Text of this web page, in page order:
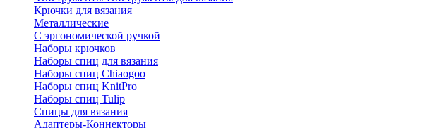
Крючки для вязания
Металлические
С эргономической ручкой
Наборы крючков
Наборы спиц для вязания
Наборы спиц Chiaogoo
Наборы спиц KnitPro
Наборы спиц Tulip
Спицы для вязания
Адаптеры-Коннекторы